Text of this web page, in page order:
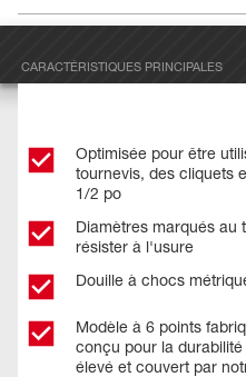
CARACTÉRISTIQUES PRINCIPALES
Optimisée pour être
tournevis, des cliquets
1/2 po
Diamètres marqués au
résister à l'usure
Douille à chocs
Modèle à 6 points
conçu pour la
élevé et couvert par